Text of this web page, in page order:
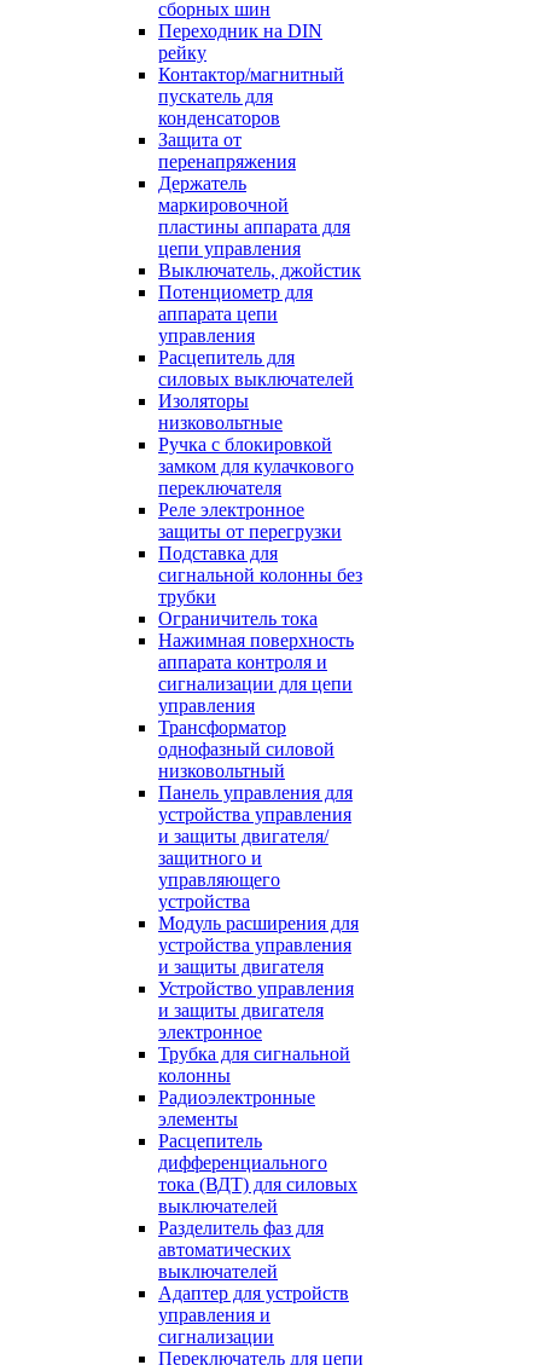
сборных шин
Переходник на DIN
рейку
Контактор/магнитный
пускатель для
конденсаторов
Защита от
перенапряжения
Держатель
маркировочной
пластины аппарата для
цепи управления
Выключатель, джойстик
Потенциометр для
аппарата цепи
управления
Расцепитель для
силовых выключателей
Изоляторы
низковольтные
Ручка с блокировкой
замком для кулачкового
переключателя
Реле электронное
защиты от перегрузки
Подставка для
сигнальной колонны без
трубки
Ограничитель тока
Нажимная поверхность
аппарата контроля и
сигнализации для цепи
управления
Трансформатор
однофазный силовой
низковольтный
Панель управления для
устройства управления
и защиты двигателя/
защитного и
управляющего
устройства
Модуль расширения для
устройства управления
и защиты двигателя
Устройство управления
и защиты двигателя
электронное
Трубка для сигнальной
колонны
Радиоэлектронные
элементы
Расцепитель
дифференциального
тока (ВДТ) для силовых
выключателей
Разделитель фаз для
автоматических
выключателей
Адаптер для устройств
управления и
сигнализации
Переключатель для цепи